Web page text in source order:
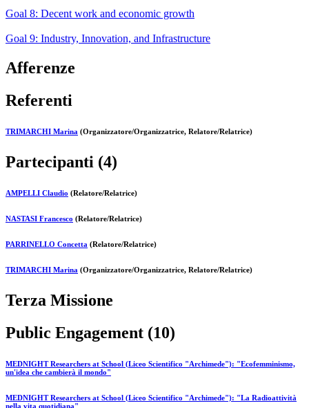
Goal 8: Decent work and economic growth
Goal 9: Industry, Innovation, and Infrastructure
Afferenze
Referenti
TRIMARCHI Marina (Organizzatore/Organizzatrice, Relatore/Relatrice)
Partecipanti (4)
AMPELLI Claudio (Relatore/Relatrice)
NASTASI Francesco (Relatore/Relatrice)
PARRINELLO Concetta (Relatore/Relatrice)
TRIMARCHI Marina (Organizzatore/Organizzatrice, Relatore/Relatrice)
Terza Missione
Public Engagement (10)
MEDNIGHT Researchers at School (Liceo Scientifico "Archimede"): "Ecofemminismo,
un'idea che cambierà il mondo"
MEDNIGHT Researchers at School (Liceo Scientifico "Archimede"): "La Radioattività
nella vita quotidiana"